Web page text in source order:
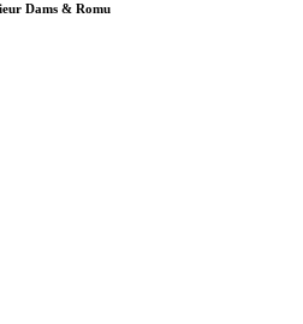
Dams & Romu